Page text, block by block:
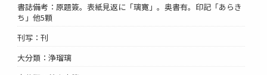
書誌備考：原題簽。表紙見返に「璃寛」。奥書有。印記「あらき
ち」他5顆
刊写：刊
大分類：浄瑠璃